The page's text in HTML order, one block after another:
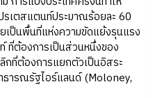
รเตสแตนท์ประมาณร้อยละ 60
เป็นพื้นที่แห่งความขัดแย้งรุนแรง
ที่ต้องการเป็นส่วนหนึ่งของ
ที่ต้องการแยกตัวเป็นอิสระ
ารณรัฐไอร์แลนด์ (Moloney,